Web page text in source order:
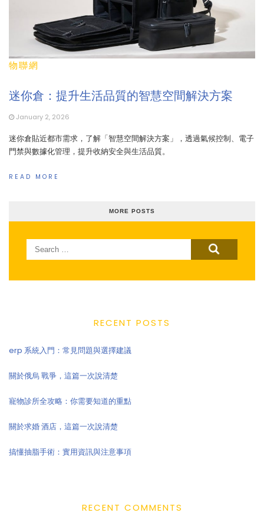
物聯網
迷你倉：提升生活品質的智慧空間解決方案
January 2, 2026
迷你倉貼近都市需求，了解「智慧空間解決方案」，透過氣候控制、電子
門禁與數據化管理，提升收納安全與生活品質。
READ MORE
MORE POSTS
Search
for:
RECENT POSTS
erp 系統入門：常見問題與選擇建議
關於俄烏 戰爭，這篇一次說清楚
寵物診所全攻略：你需要知道的重點
關於求婚 酒店，這篇一次說清楚
搞懂抽脂手術：實用資訊與注意事項
RECENT COMMENTS